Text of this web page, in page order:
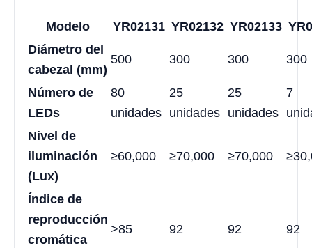
Modelo YR02131 YR02132 YR02133
Diámetro del
cabezal (mm)
500 300 300 300
Número de
LEDs
80
unidades
25
unidades
25
unidades
7
Nivel de
iluminación
(Lux)
≥60,000 ≥70,000 ≥70,000
Índice de
reproducción
cromática
>85 92 92 92